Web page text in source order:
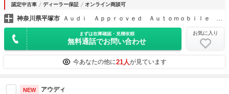
認定中古車 ディーラー保証 オンライン商談可
神奈川県平塚市 Ａｕｄｉ Ａｐｐｒｏｖｅｄ Ａｕｔｏｍｏｂｉｌｅ 湘南
まずは在庫確認・見積依頼
無料通話でお問い合わせ
お気に入り
今あなたの他に21人が見ています
NEW アウディ